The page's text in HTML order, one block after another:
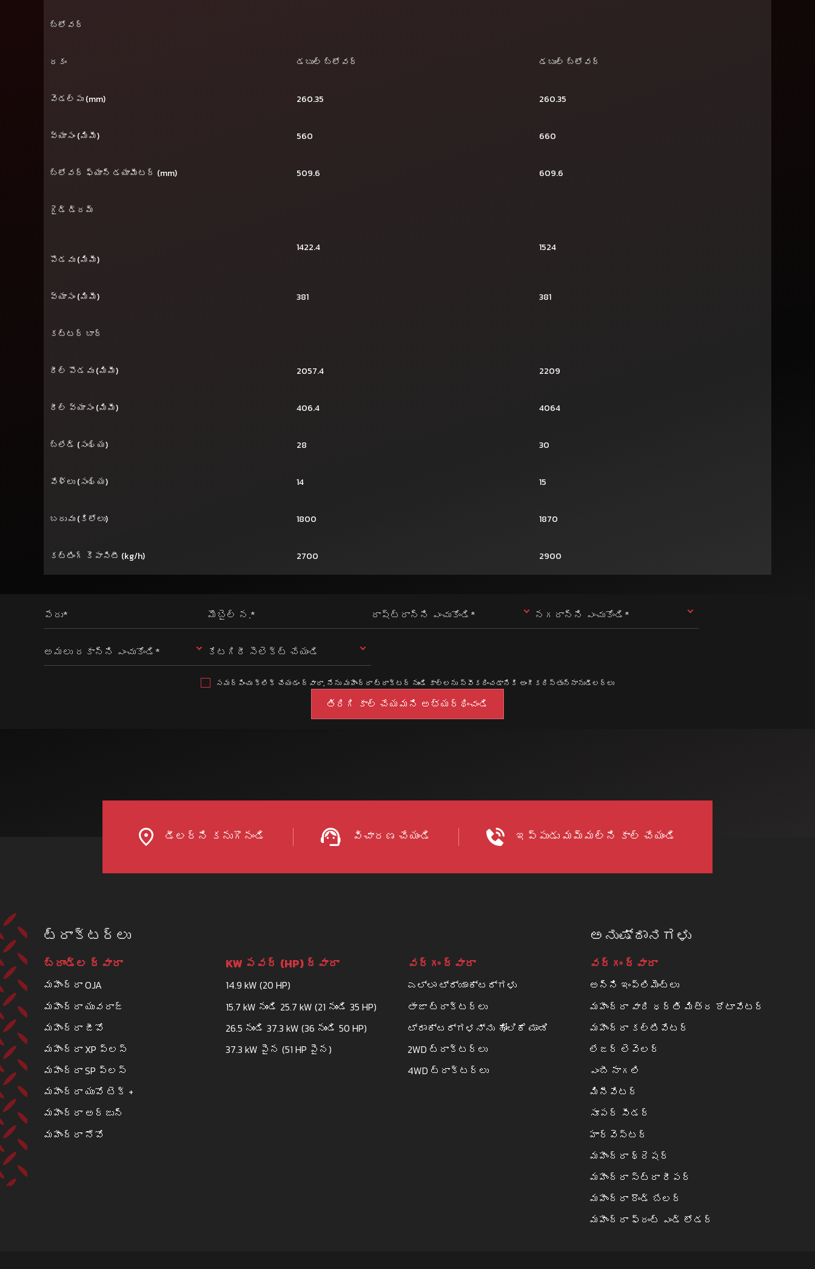
బ్లోవర్
రకం డబుల్ బ్లోవర్ డబుల్ బ్లోవర్
వెడల్పు (mm) 260.35 260.35
వ్యాసం (మిమీ) 560 660
బ్లోవర్ ఫ్యాన్ డయామీటర్ (mm) 509.6 609.6
గైడ్ డ్రమ్
పొడవు (మిమీ)
1422.4 1524
వ్యాసం (మిమీ) 381 381
కట్టర్ బార్
రీల్ పొడవు (మిమీ) 2057.4 2209
రీల్ వ్యాసం (మిమీ) 406.4 4064
బ్లేడ్ (సంఖ్య) 28 30
వేళ్లు (సంఖ్య) 14 15
బరువు (కిలోలు) 1800 1870
కట్టింగ్ కెపాసిటీ (kg/h) 2700 2900
పేరు* మొబైల్ న.* రాష్ట్రాన్ని ఎంచుకోండి* నగరాన్ని ఎంచుకోండి*
అమలు రకాన్ని ఎంచుకోండి* కేటగిరీ సెలెక్ట్ చేయండి
సమర్పించు క్లిక్ చేయడం ద్వారా, నేను మహీంద్రా ట్రాక్టర్ నుండి కాల్లను స్వీకరించడానికి అంగీకరిస్తున్నానుడీలర్లు
డీలర్ని కనుగొనండి విచారణ చేయండి ఇప్పుడు మమ్మల్ని కాల్ చేయండి
ట్రాక్టర్లు
బ్రాండ్ల ద్వారా
మహీంద్రా OJA
మహీంద్రా యువరాజ్
మహీంద్రా జీవో
మహీంద్రా XP ప్లస్
మహీంద్రా SP ప్లస్
మహీంద్రా యువో టెక్ +
మహీంద్రా అర్జున్
మహీంద్రా నోవో
KW పవర్ (HP) ద్వారా
14.9 kW (20 HP)
15.7 kW నుండి 25.7 kW (21 నుండి 35 HP)
26.5 నుండి 37.3 kW (36 నుండి 50 HP)
37.3 kW పైన (51 HP పైన)
వర్గం ద్వారా
ಎಲ್ಲಾ ಟ್ರ್ಯಾಕ್ಟರ್ಗಳು
తాజా ట్రాక్టర్లు
ಟ್ರಾಕ್ಟರ್ಗಳನ್ನು ಹೋಲಿಕೆ ಮಾಡಿ
2WD ట్రాక్టర్లు
4WD ట్రాక్టర్లు
ಅನುಷ್ಠಾನಗಳು
వర్గం ద్వారా
అన్ని ఇంప్లిమెంట్లు
మహీంద్రా వారి ధర్తి మిత్ర రోటావేటర్
మహీంద్రా కల్టివేటర్
లేజర్ లెవెలర్
ఎంబీ నాగలి
మినీవేటర్
సూపర్ సీడర్
హార్వెస్టర్
మహీంద్రా థ్రెషర్
మహీంద్రా స్ట్రా రీపర్
మహీంద్రా రౌండ్ బేలర్‌
మహీంద్రా ఫ్రంట్ ఎండ్ లోడర్